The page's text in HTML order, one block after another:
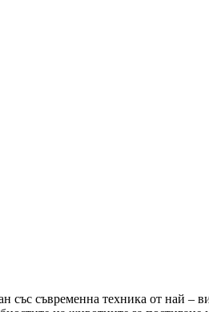
съвременна техника от най –